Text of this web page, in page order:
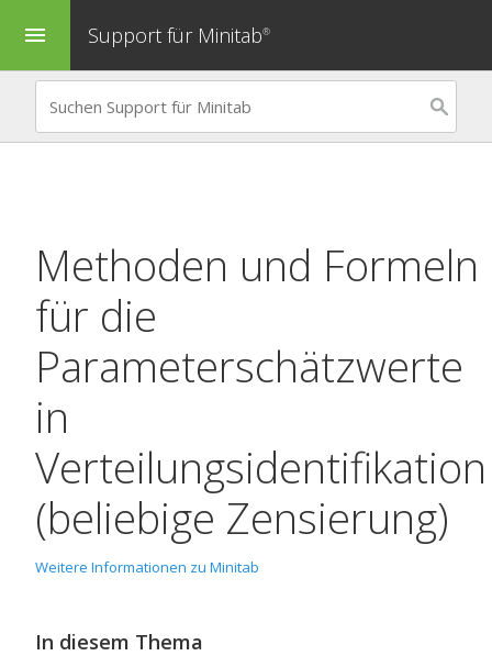
menu Support für Minitab®
Methoden und Formeln
für die
Parameterschätzwerte
in
Verteilungsidentifikation
(beliebige Zensierung)
Weitere Informationen zu Minitab
In diesem Thema